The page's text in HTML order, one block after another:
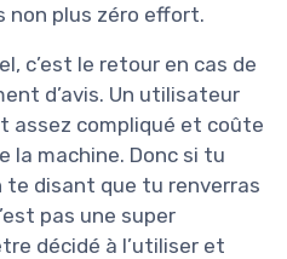
non plus zéro effort.
c’est le retour en cas de
d’avis. Un utilisateur
assez compliqué et coûte
la machine. Donc si tu
te disant que tu renverras
pas une super
décidé à l’utiliser et